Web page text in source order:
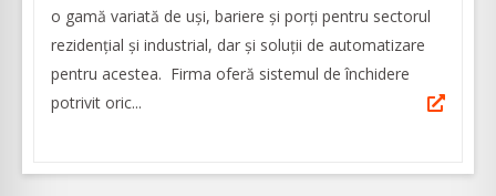
o gamă variată de uși, bariere și porți pentru sectorul
rezidențial și industrial, dar și soluții de automatizare
pentru acestea. Firma oferă sistemul de închidere
potrivit oric...